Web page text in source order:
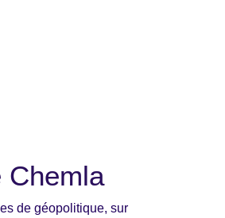
Chemla
de géopolitique, sur